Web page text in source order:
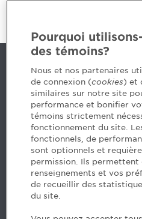
Contact us
5, Place Ville Marie, bureau
H3B 2G2
www.cpaquebec.ca
Questions? Ask our team >
Want to make the Order a
our job offers >
Pourquoi
des témoins?
Nous et nos partenaires
de connexion (cookies) et
similaires sur notre site
performance et bonifier
témoins strictement
fonctionnement du site.
fonctionnels, de
sont optionnels et
permission. Ils permettent
renseignements et vos
de recueillir des
du site.